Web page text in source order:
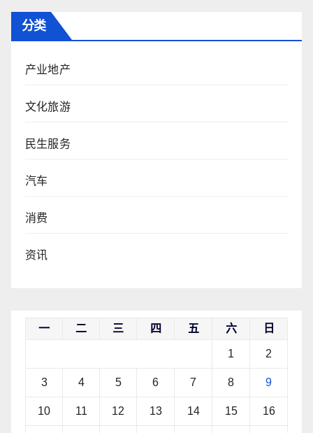
分类
产业地产
文化旅游
民生服务
汽车
消费
资讯
一 二 三 四 五 六 日
1 2
3 4 5 6 7 8 9
10 11 12 13 14 15 16